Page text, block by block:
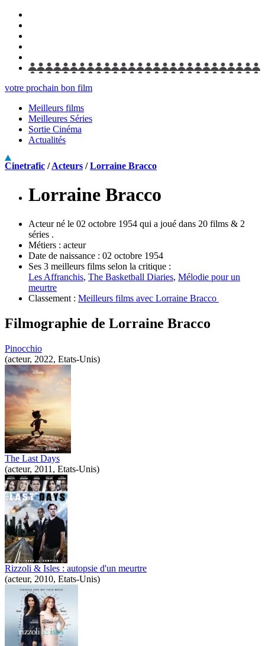
votre prochain bon film
Meilleurs films
Meilleures Séries
Sortie Cinéma
Actualités
Cinetrafic /Acteurs /Lorraine Bracco
Lorraine Bracco
Acteur né le 02 octobre 1954 qui a joué dans 20 films & 2
séries .
Métiers : acteur
Date de naissance : 02 octobre 1954
Ses 3 meilleurs films selon la critique :
Les Affranchis, The Basketball Diaries, Mélodie pour un
meurtre
Classement : Meilleurs films avec Lorraine Bracco
Filmographie de Lorraine Bracco
Pinocchio
(acteur, 2022, Etats-Unis)
The Last Days
(acteur, 2011, Etats-Unis)
Rizzoli & Isles : autopsie d'un meurtre
(acteur, 2010, Etats-Unis)